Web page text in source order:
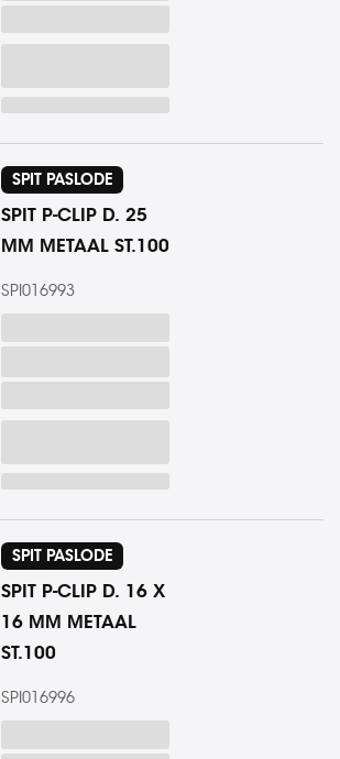
SPIT PASLODE
SPIT P-CLIP D. 25
MM METAAL ST.100
SPI016993
SPIT PASLODE
SPIT P-CLIP D. 16 X
16 MM METAAL
ST.100
SPI016996